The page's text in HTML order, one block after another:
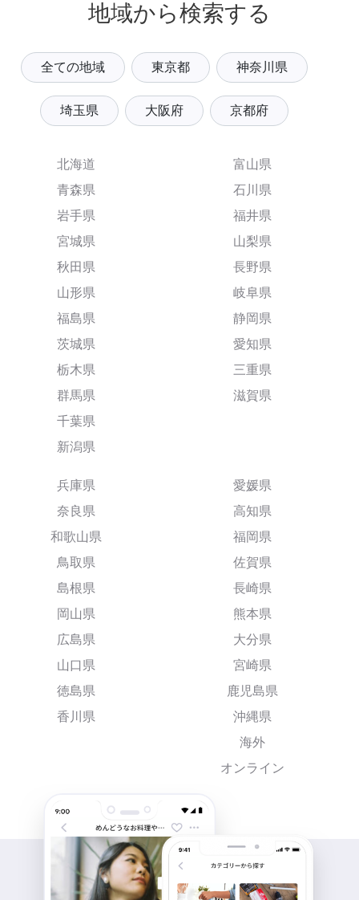
地域から検索する
全ての地域 東京都 神奈川県
埼玉県 大阪府 京都府
北海道
青森県
岩手県
宮城県
秋田県
山形県
福島県
茨城県
栃木県
群馬県
千葉県
新潟県
富山県
石川県
福井県
山梨県
長野県
岐阜県
静岡県
愛知県
三重県
滋賀県
兵庫県
奈良県
和歌山県
鳥取県
島根県
岡山県
広島県
山口県
徳島県
香川県
愛媛県
高知県
福岡県
佐賀県
長崎県
熊本県
大分県
宮崎県
鹿児島県
沖縄県
海外
オンライン